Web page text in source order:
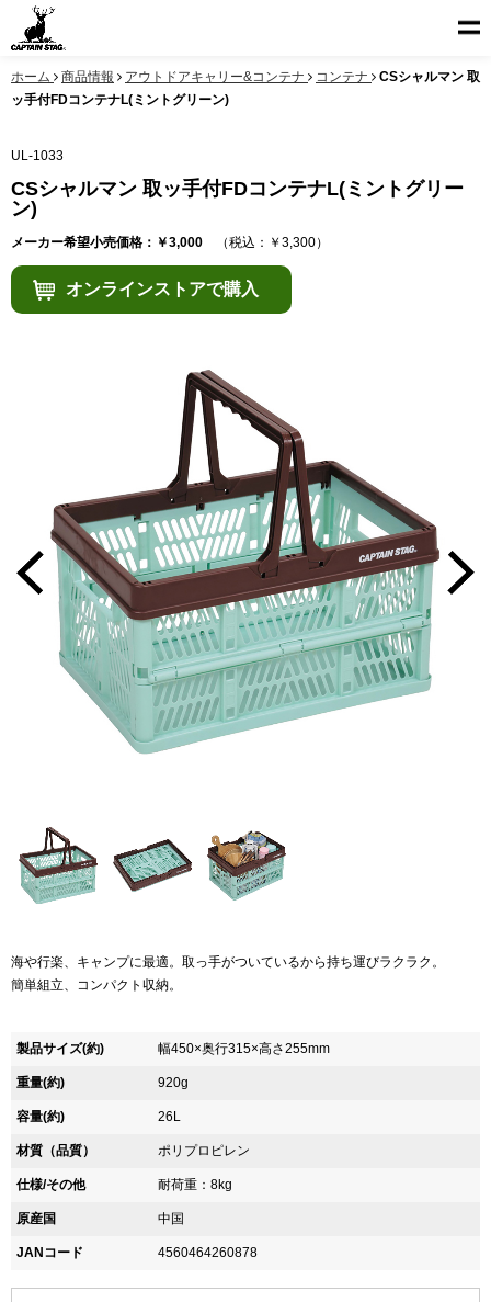
ホーム 商品情報 アウトドアキャリー&コンテナ コンテナ
CSシャルマン 取
ッ手付FDコンテナL(ミントグリーン)
UL-1033
CSシャルマン 取ッ手付FDコンテナL(ミントグリー
ン)
メーカー希望小売価格：￥3,000 （税込：￥3,300）
オンラインストアで購入
海や行楽、キャンプに最適。取っ手がついているから持ち運びラクラク。
簡単組立、コンパクト収納。
製品サイズ(約) 幅450×奥行315×高さ255mm
重量(約) 920g
容量(約) 26L
材質（品質） ポリプロピレン
仕様/その他 耐荷重：8kg
原産国 中国
JANコード 4560464260878